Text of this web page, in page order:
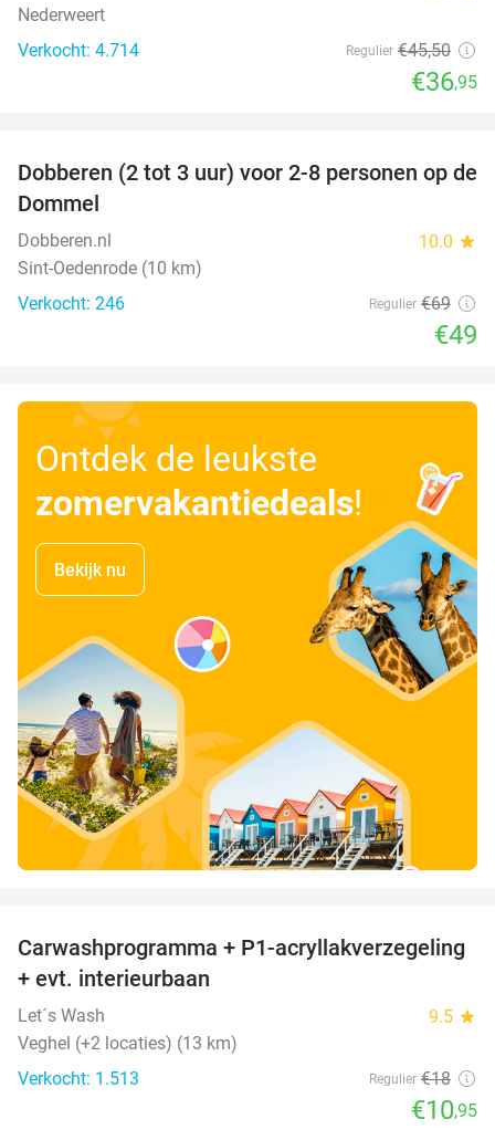
Nederweert
Verkocht: 4.714
Regulier €45,50
€36,95
29%
Dobberen (2 tot 3 uur) voor 2-8 personen op de
Dommel
Dobberen.nl 10.0 star
Sint-Oedenrode (10 km)
Verkocht: 246
Regulier €69
€49
Ontdek de leukste
zomervakantiedeals!
Bekijk nu
39%
Carwashprogramma + P1-acryllakverzegeling
+ evt. interieurbaan
Let´s Wash 9.5 star
Veghel (+2 locaties) (13 km)
Verkocht: 1.513
Regulier €18
€10,95